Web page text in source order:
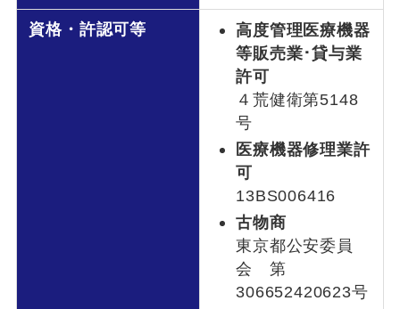
資格・許認可等
高度管理医療機器
等販売業･貸与業
許可
４荒健衛第5148
号
医療機器修理業許
可
13BS006416
古物商
東京都公安委員
会 第
306652420623号